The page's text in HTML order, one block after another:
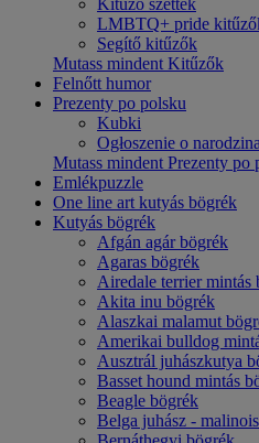
Kitűző szettek
LMBTQ+ pride
Segítő kitűzők
Mutass mindent Kitűzők
Felnőtt humor
Prezenty po polsku
Kubki
Ogłoszenie o
Mutass mindent Prezenty po
Emlékpuzzle
One line art kutyás bögrék
Kutyás bögrék
Afgán agár bögrék
Agaras bögrék
Airedale terrier mintás
Akita inu bögrék
Alaszkai malamut
Amerikai bulldog
Ausztrál juhászkutya
Basset hound mintás
Beagle bögrék
Belga juhász -